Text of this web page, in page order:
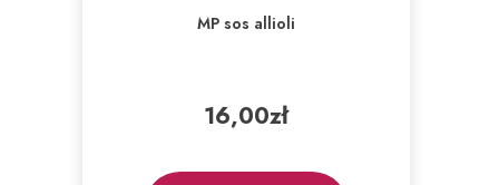
MP sos allioli
16,00zł